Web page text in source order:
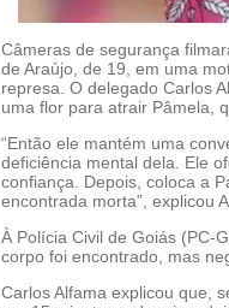
Câmeras de segurança
de Araújo, de 19, em uma
represa. O delegado Carlos
uma flor para atrair Pâmela,
“Então ele mantém uma
deficiência mental dela. Ele
confiança. Depois, coloca a
encontrada morta”, explicou
À Polícia Civil de Goiás (PC-
corpo foi encontrado, mas
Carlos Alfama explicou que,